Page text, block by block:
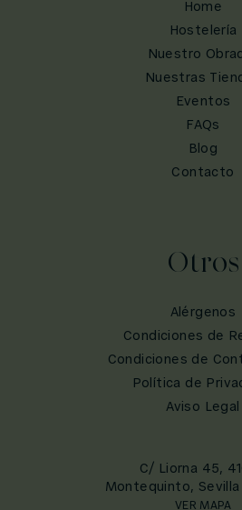
Home
Hostelería
Nuestro
Nuestras
Eventos
FAQs
Blog
Contacto
Otros
Alérgenos
Condiciones de
Condiciones de
Política de
Aviso Legal
C/ Liorna 45,
Montequinto, Sevilla
VER MAPA